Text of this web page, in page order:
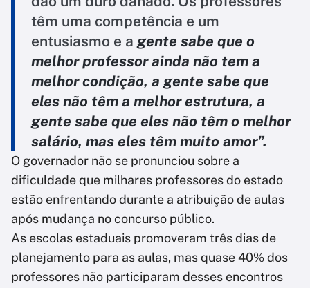
têm uma competência e um
entusiasmo e a gente sabe que o
melhor professor ainda não tem a
melhor condição, a gente sabe que
eles não têm a melhor estrutura, a
gente sabe que eles não têm o melhor
salário, mas eles têm muito amor”.
O governador não se pronunciou sobre a
dificuldade que milhares professores do estado
estão enfrentando durante a atribuição de aulas
após mudança no concurso público.
As escolas estaduais promoveram três dias de
planejamento para as aulas, mas quase 40% dos
professores não participaram desses encontros